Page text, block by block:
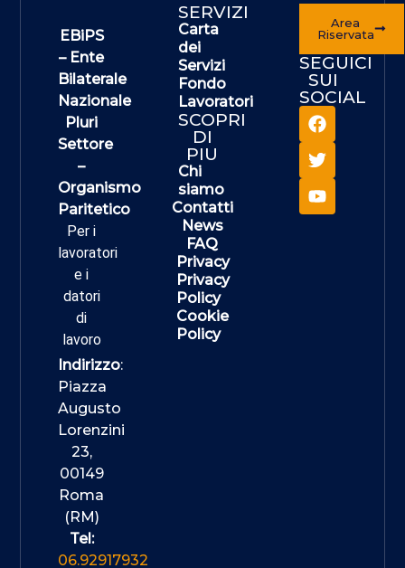
EBiPS
– Ente
Bilaterale
Nazionale
Pluri
Settore
–
Organismo
Paritetico
Per i
lavoratori
e i
datori
di
lavoro
Indirizzo:
Piazza
Augusto
Lorenzini
23,
00149
Roma
(RM)
Tel:
06.92917932
SERVIZI
Carta
dei
Servizi
Fondo
Lavoratori
SCOPRI
DI
PIU
Chi
siamo
Contatti
News
FAQ
Privacy
Privacy
Policy
Cookie
Policy
Area
Riservata
SEGUICI
SUI
SOCIAL